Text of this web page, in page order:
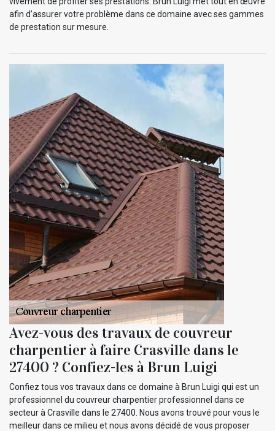
afin d’assurer votre problème dans ce domaine avec ses gammes
de prestation sur mesure.
Avez-vous des travaux de couvreur
charpentier à faire Crasville dans le
27400 ? Confiez-les à Brun Luigi
Confiez tous vos travaux dans ce domaine à Brun Luigi qui est un
professionnel du couvreur charpentier professionnel dans ce
secteur à Crasville dans le 27400. Nous avons trouvé pour vous le
meilleur dans ce milieu et nous avons décidé de vous proposer